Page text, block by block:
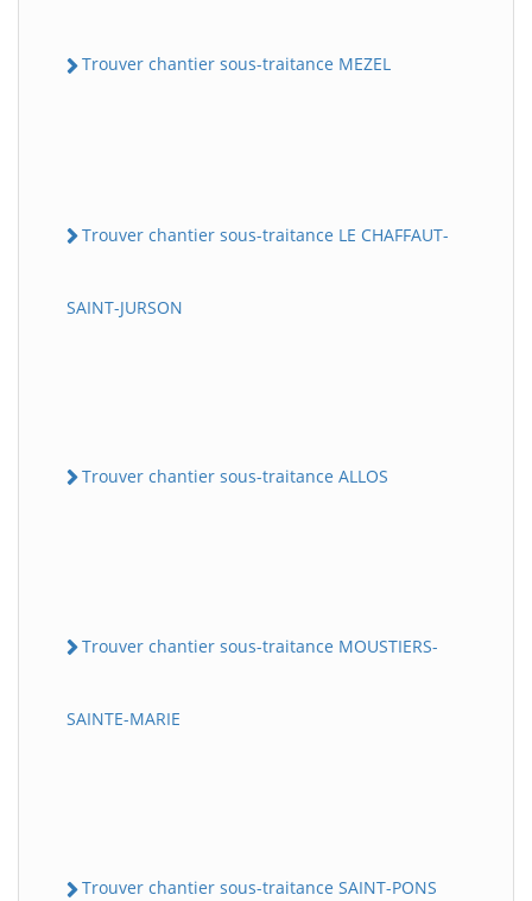
Trouver chantier sous-traitance MEZEL
Trouver chantier sous-traitance LE CHAFFAUT-
SAINT-JURSON
Trouver chantier sous-traitance ALLOS
Trouver chantier sous-traitance MOUSTIERS-
SAINTE-MARIE
Trouver chantier sous-traitance SAINT-PONS